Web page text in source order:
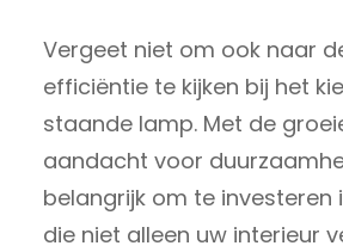
Vergeet niet om ook naar
efficiëntie te kijken bij het
staande lamp. Met de
aandacht voor
belangrijk om te investeren
die niet alleen uw interieur